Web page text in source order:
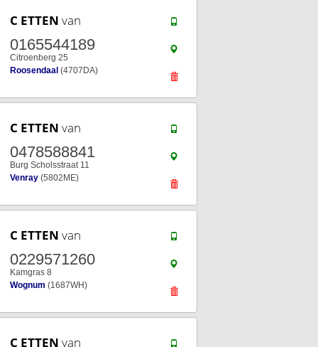
C ETTEN van
0165544189
Citroenberg 25
Roosendaal (4707DA)
C ETTEN van
0478588841
Burg Scholsstraat 11
Venray (5802ME)
C ETTEN van
0229571260
Kamgras 8
Wognum (1687WH)
C ETTEN van